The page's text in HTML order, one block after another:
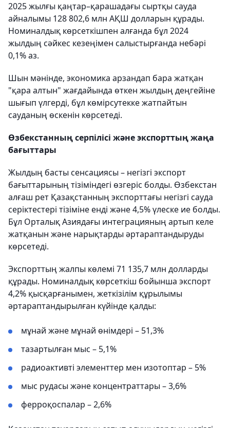
2025 жылғы қаңтар–қарашадағы сыртқы сауда
айналымы 128 802,6 млн АҚШ долларын құрады.
Номиналдық көрсеткішпен алғанда бұл 2024
жылдың сәйкес кезеңімен салыстырғанда небәрі
0,1% аз.
Шын мәнінде, экономика арзандап бара жатқан
"қара алтын" жағдайында өткен жылдың деңгейіне
шығып үлгерді, бұл көмірсутекке жатпайтын
сауданың өскенін көрсетеді.
Өзбекстанның серпілісі және экспорттың жаңа
бағыттары
Жылдың басты сенсациясы – негізгі экспорт
бағыттарының тізіміндегі өзгеріс болды. Өзбекстан
алғаш рет Қазақстанның экспорттағы негізгі сауда
серіктестері тізіміне енді және 4,5% үлеске ие болды.
Бұл Орталық Азиядағы интеграцияның артып келе
жатқанын және нарықтарды әртараптандыруды
көрсетеді.
Экспорттың жалпы көлемі 71 135,7 млн долларды
құрады. Номиналдық көрсеткіш бойынша экспорт
4,2% қысқарғанымен, жеткізілім құрылымы
әртараптандырылған күйінде қалды:
мұнай және мұнай өнімдері – 51,3%
тазартылған мыс – 5,1%
радиоактивті элементтер мен изотоптар – 5%
мыс рудасы және концентраттары – 3,6%
ферроқоспалар – 2,6%